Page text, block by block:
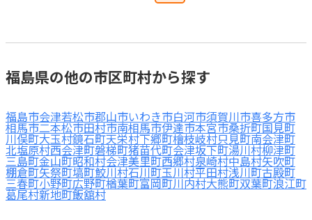
お知らせ
福島県の他の市区町村から探す
福島市会津若松市郡山市いわき市白河市須賀川市喜多方市
相馬市二本松市田村市南相馬市伊達市本宮市桑折町国見町
川俣町大玉村鏡石町天栄村下郷町檜枝岐村只見町南会津町
北塩原村西会津町磐梯町猪苗代町会津坂下町湯川村柳津町
三島町金山町昭和村会津美里町西郷村泉崎村中島村矢吹町
棚倉町矢祭町塙町鮫川村石川町玉川村平田村浅川町古殿町
三春町小野町広野町楢葉町富岡町川内村大熊町双葉町浪江町
葛尾村新地町飯舘村